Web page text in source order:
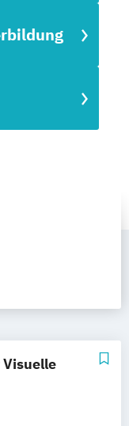
Visuelle